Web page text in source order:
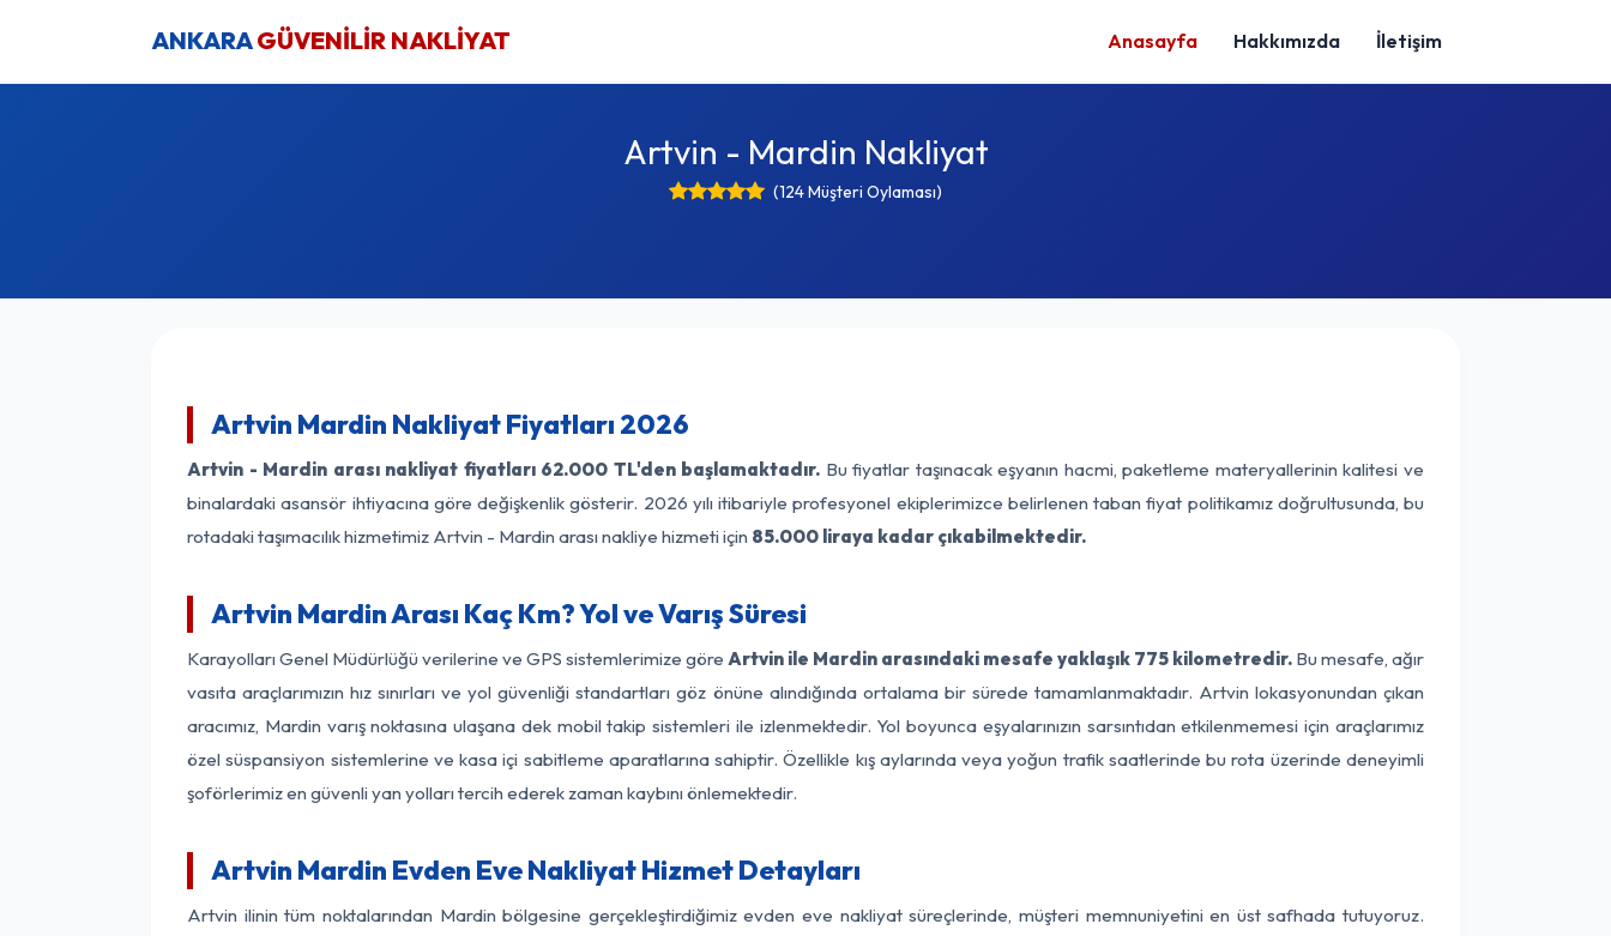
ANKARAGÜVENİLİR NAKLİYAT Anasayfa Hakkımızda İletişim
Artvin - Mardin Nakliyat
(124 Müşteri Oylaması)
Artvin Mardin Nakliyat Fiyatları 2026
Artvin - Mardin arası nakliyat fiyatları 62.000 TL'den başlamaktadır. Bu fiyatlar taşınacak eşyanın hacmi, paketleme materyallerinin kalitesi ve
binalardaki asansör ihtiyacına göre değişkenlik gösterir. 2026 yılı itibariyle profesyonel ekiplerimizce belirlenen taban fiyat politikamız doğrultusunda, bu
rotadaki taşımacılık hizmetimiz Artvin - Mardin arası nakliye hizmeti için 85.000 liraya kadar çıkabilmektedir.
Artvin Mardin Arası Kaç Km? Yol ve Varış Süresi
Karayolları Genel Müdürlüğü verilerine ve GPS sistemlerimize göre Artvin ile Mardin arasındaki mesafe yaklaşık 775 kilometredir. Bu mesafe, ağır
vasıta araçlarımızın hız sınırları ve yol güvenliği standartları göz önüne alındığında ortalama bir sürede tamamlanmaktadır. Artvin lokasyonundan çıkan
aracımız, Mardin varış noktasına ulaşana dek mobil takip sistemleri ile izlenmektedir. Yol boyunca eşyalarınızın sarsıntıdan etkilenmemesi için araçlarımız
özel süspansiyon sistemlerine ve kasa içi sabitleme aparatlarına sahiptir. Özellikle kış aylarında veya yoğun trafik saatlerinde bu rota üzerinde deneyimli
şoförlerimiz en güvenli yan yolları tercih ederek zaman kaybını önlemektedir.
Artvin Mardin Evden Eve Nakliyat Hizmet Detayları
Artvin ilinin tüm noktalarından Mardin bölgesine gerçekleştirdiğimiz evden eve nakliyat süreçlerinde, müşteri memnuniyetini en üst safhada tutuyoruz.